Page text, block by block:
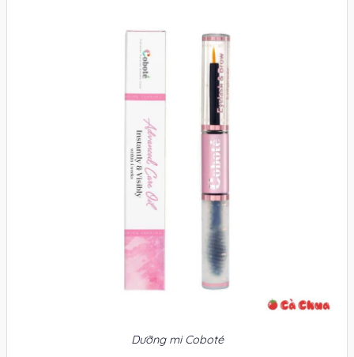
Dưỡng mi Coboté